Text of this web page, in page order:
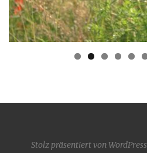
Stolz präsentiert von WordPress